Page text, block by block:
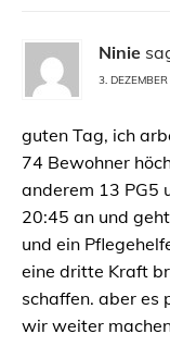
Ninie
3.
guten Tag, ich
74 Bewohner
anderem 13 PG5
20:45 an und
und ein
eine dritte Kraft
schaffen. aber es
wir weiter